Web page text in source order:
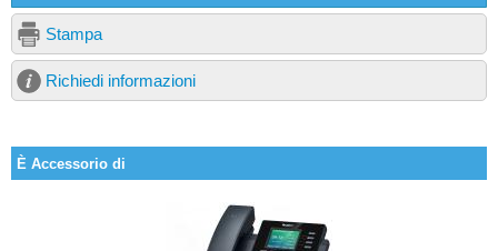
Stampa
Richiedi informazioni
È Accessorio di